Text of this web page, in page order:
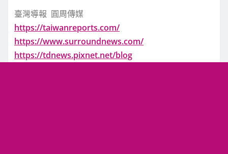
臺灣導報 圓周傳媒
https://taiwanreports.com/
https://www.surroundnews.com/
https://tdnews.pixnet.net/blog